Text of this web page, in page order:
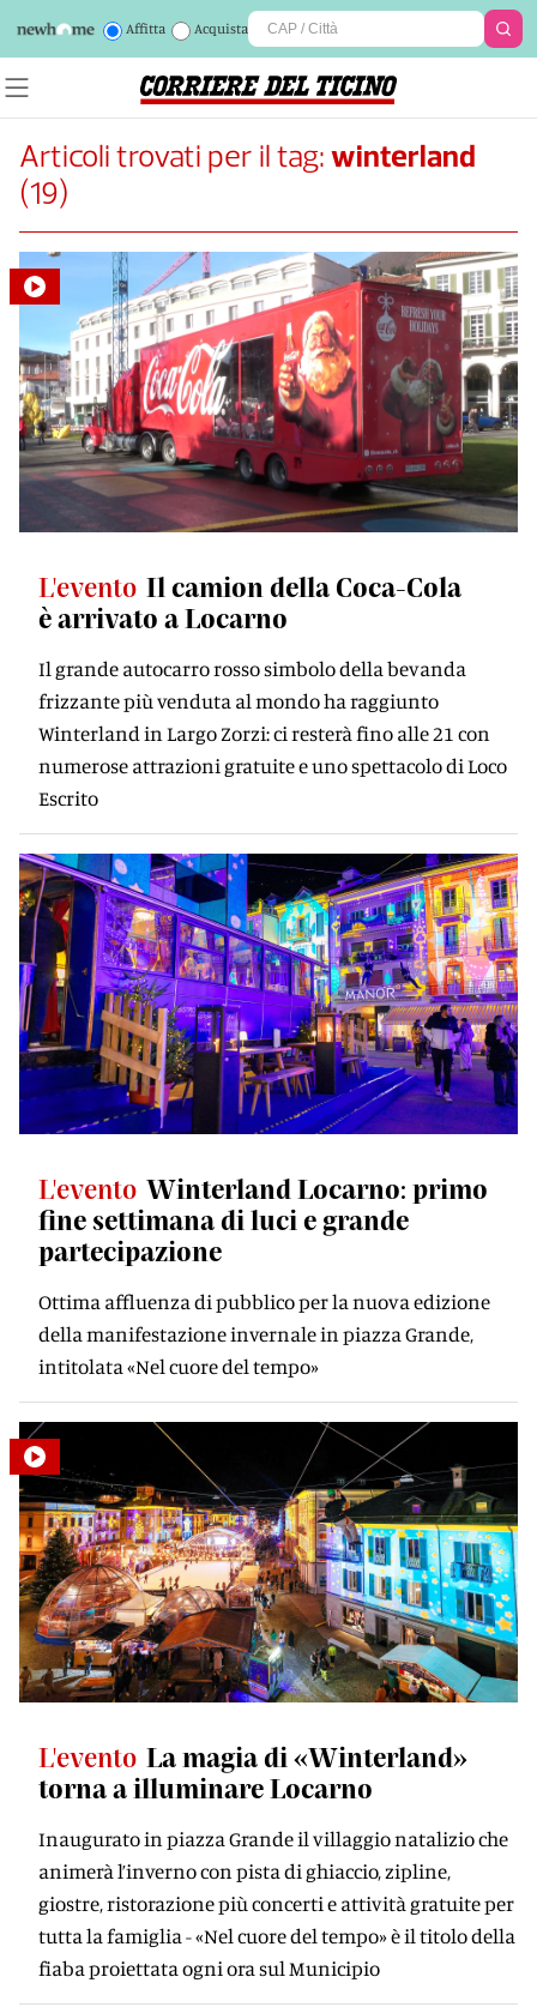
Affitta Acquista
Articoli trovati per il tag:winterland
(19)
L'evento Il camion della Coca-Cola
è arrivato a Locarno
Il grande autocarro rosso simbolo della bevanda
frizzante più venduta al mondo ha raggiunto
Winterland in Largo Zorzi: ci resterà fino alle 21 con
numerose attrazioni gratuite e uno spettacolo di Loco
Escrito
L'evento Winterland Locarno: primo
fine settimana di luci e grande
partecipazione
Ottima affluenza di pubblico per la nuova edizione
della manifestazione invernale in piazza Grande,
intitolata «Nel cuore del tempo»
L'evento La magia di «Winterland»
torna a illuminare Locarno
Inaugurato in piazza Grande il villaggio natalizio che
animerà l’inverno con pista di ghiaccio, zipline,
giostre, ristorazione più concerti e attività gratuite per
tutta la famiglia - «Nel cuore del tempo» è il titolo della
fiaba proiettata ogni ora sul Municipio